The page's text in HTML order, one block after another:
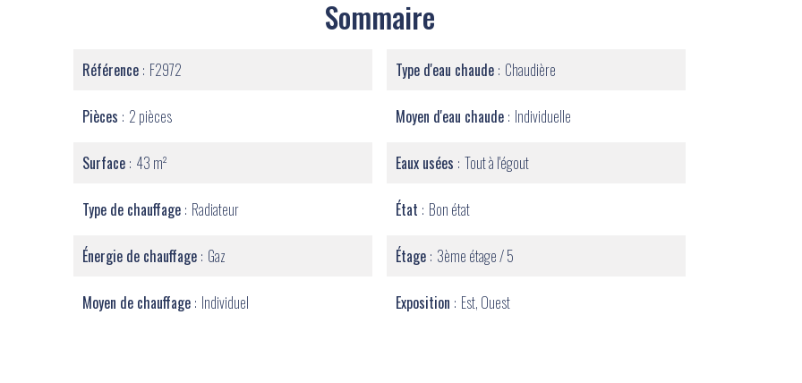
Sommaire
Référence F2972
Pièces 2 pièces
Surface 43 m²
Type de chauffage Radiateur
Énergie de chauffage Gaz
Moyen de chauffage Individuel
Type d'eau chaude Chaudière
Moyen d'eau chaude Individuelle
Eaux usées Tout à l'égout
État Bon état
Étage 3ème étage / 5
Exposition Est, Ouest